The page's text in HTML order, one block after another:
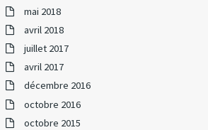
mai 2018
avril 2018
juillet 2017
avril 2017
décembre 2016
octobre 2016
octobre 2015